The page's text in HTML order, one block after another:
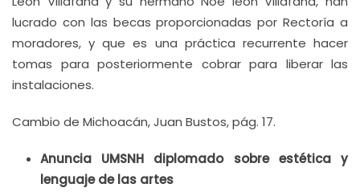
lucrado con las becas proporcionadas por Rectoría a
moradores, y que es una práctica recurrente hacer
tomas para posteriormente cobrar para liberar las
instalaciones.
Cambio de Michoacán, Juan Bustos, pág. 17.
Anuncia UMSNH diplomado sobre estética y
lenguaje de las artes